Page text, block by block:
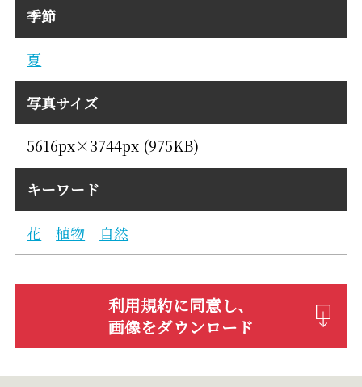
季節
夏
写真サイズ
5616px×3744px (975KB)
キーワード
花 植物 自然
利用規約に同意し、
画像をダウンロード